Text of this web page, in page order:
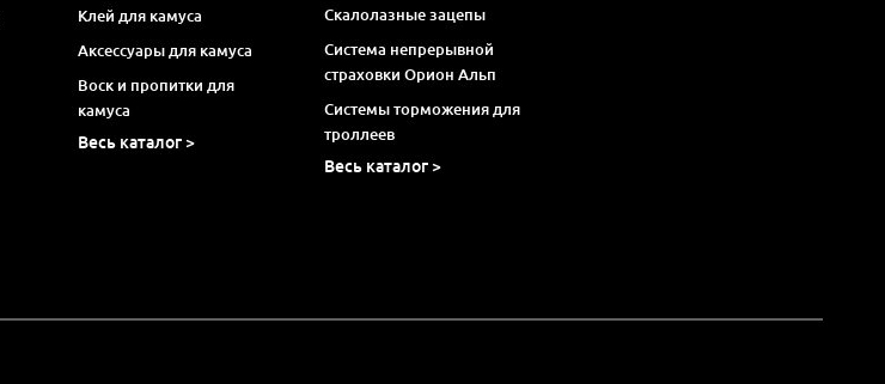
Клей для камуса
Аксессуары для камуса
Воск и пропитки для
камуса
Весь каталог >
Скалолазные зацепы
Система непрерывной
страховки Орион Альп
Системы торможения для
троллеев
Весь каталог >